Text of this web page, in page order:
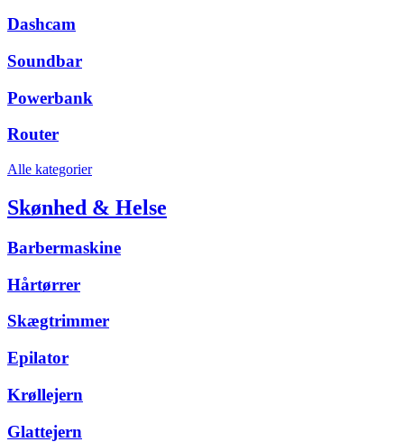
Dashcam
Soundbar
Powerbank
Router
Alle kategorier
Skønhed & Helse
Barbermaskine
Hårtørrer
Skægtrimmer
Epilator
Krøllejern
Glattejern